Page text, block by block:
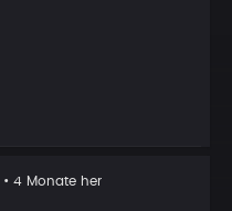
• 4 Monate her